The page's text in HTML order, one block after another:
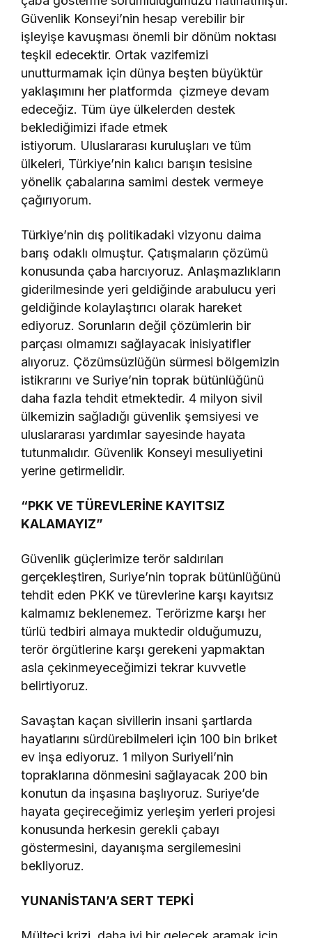
Güvenlik Konseyi’nin hesap verebilir bir
işleyişe kavuşması önemli bir dönüm noktası
teşkil edecektir. Ortak vazifemizi
unutturmamak için dünya beşten büyüktür
yaklaşımını her platformda çizmeye devam
edeceğiz. Tüm üye ülkelerden destek
beklediğimizi ifade etmek
istiyorum. Uluslararası kuruluşları ve tüm
ülkeleri, Türkiye’nin kalıcı barışın tesisine
yönelik çabalarına samimi destek vermeye
çağırıyorum.
Türkiye’nin dış politikadaki vizyonu daima
barış odaklı olmuştur. Çatışmaların çözümü
konusunda çaba harcıyoruz. Anlaşmazlıkların
giderilmesinde yeri geldiğinde arabulucu yeri
geldiğinde kolaylaştırıcı olarak hareket
ediyoruz. Sorunların değil çözümlerin bir
parçası olmamızı sağlayacak inisiyatifler
alıyoruz. Çözümsüzlüğün sürmesi bölgemizin
istikrarını ve Suriye’nin toprak bütünlüğünü
daha fazla tehdit etmektedir. 4 milyon sivil
ülkemizin sağladığı güvenlik şemsiyesi ve
uluslararası yardımlar sayesinde hayata
tutunmalıdır. Güvenlik Konseyi mesuliyetini
yerine getirmelidir.
“PKK VE TÜREVLERİNE KAYITSIZ
KALAMAYIZ”
Güvenlik güçlerimize terör saldırıları
gerçekleştiren, Suriye’nin toprak bütünlüğünü
tehdit eden PKK ve türevlerine karşı kayıtsız
kalmamız beklenemez. Terörizme karşı her
türlü tedbiri almaya muktedir olduğumuzu,
terör örgütlerine karşı gerekeni yapmaktan
asla çekinmeyeceğimizi tekrar kuvvetle
belirtiyoruz.
Savaştan kaçan sivillerin insani şartlarda
hayatlarını sürdürebilmeleri için 100 bin briket
ev inşa ediyoruz. 1 milyon Suriyeli’nin
topraklarına dönmesini sağlayacak 200 bin
konutun da inşasına başlıyoruz. Suriye’de
hayata geçireceğimiz yerleşim yerleri projesi
konusunda herkesin gerekli çabayı
göstermesini, dayanışma sergilemesini
bekliyoruz.
YUNANİSTAN’A SERT TEPKİ